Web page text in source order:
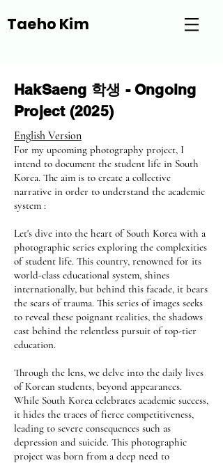
Taeho Kim
HakSaeng 학생 - Ongoing
Project (2025)
English Version
For my upcoming photography project, I
intend to document the student life in South
Korea. The aim is to create a collective
narrative in order to understand the academic
system :
Let's dive into the heart of South Korea with a
photographic series exploring the complexities
of student life. This country, renowned for its
world-class educational system, shines
internationally, but behind this facade, it bears
the scars of trauma. This series of images seeks
to reveal these poignant realities, the shadows
cast behind the relentless pursuit of top-tier
education.
Through the lens, we delve into the daily lives
of Korean students, beyond appearances.
While South Korea celebrates academic success,
it hides the traces of fierce competitiveness,
leading to severe consequences such as
depression and suicide. This photographic
project was born from a deep need to